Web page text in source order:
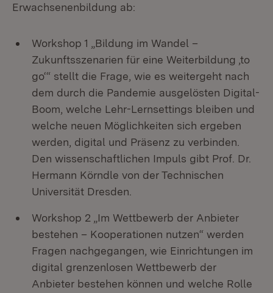
Erwachsenenbildung ab:
Workshop 1 „Bildung im Wandel –
Zukunftsszenarien für eine Weiterbildung ‚to
go‘“ stellt die Frage, wie es weitergeht nach
dem durch die Pandemie ausgelösten Digital-
Boom, welche Lehr-Lernsettings bleiben und
welche neuen Möglichkeiten sich ergeben
werden, digital und Präsenz zu verbinden.
Den wissenschaftlichen Impuls gibt Prof. Dr.
Hermann Körndle von der Technischen
Universität Dresden.
Workshop 2 „Im Wettbewerb der Anbieter
bestehen – Kooperationen nutzen“ werden
Fragen nachgegangen, wie Einrichtungen im
digital grenzenlosen Wettbewerb der
Anbieter bestehen können und welche Rolle